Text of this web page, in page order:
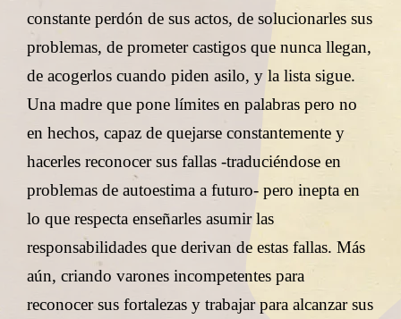
constante perdón de sus actos, de solucionarles sus
problemas, de prometer castigos que nunca llegan,
de acogerlos cuando piden asilo, y la lista sigue.
Una madre que pone límites en palabras pero no
en hechos, capaz de quejarse constantemente y
hacerles reconocer sus fallas -traduciéndose en
problemas de autoestima a futuro- pero inepta en
lo que respecta enseñarles asumir las
responsabilidades que derivan de estas fallas. Más
aún, criando varones incompetentes para
reconocer sus fortalezas y trabajar para alcanzar sus